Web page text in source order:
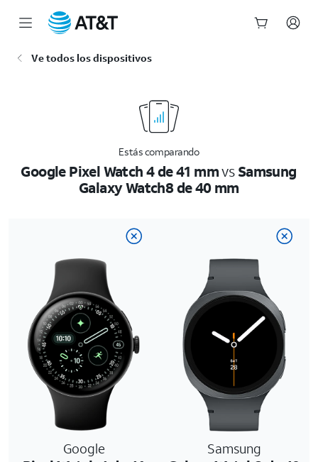
Ve todos los dispositivos
Estás comparando
Google Pixel Watch 4 de 41 mmvsSamsung
Galaxy Watch8 de 40 mm
Google Samsung